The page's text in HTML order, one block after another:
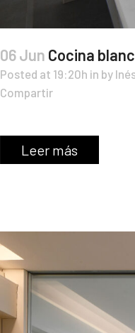
06 Jun Cocina
Posted at 19:20h in by
Compartir
Leer más